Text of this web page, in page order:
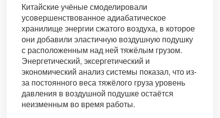
Китайские учёные смоделировали
усовершенствованное адиабатическое
хранилище энергии сжатого воздуха, в которое
они добавили эластичную воздушную подушку
с расположенным над ней тяжёлым грузом.
Энергетический, эксергетический и
экономический анализ системы показал, что из-
за постоянного веса тяжёлого груза уровень
давления в воздушной подушке остаётся
неизменным во время работы.